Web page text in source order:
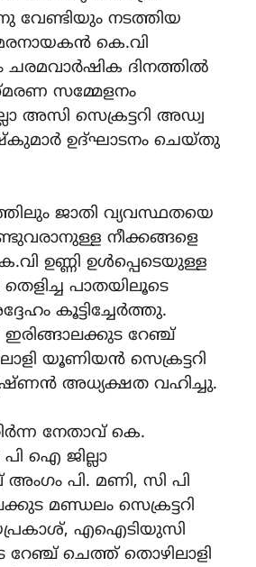
വേണ്ടിയും നടത്തിയ
കെ.വി
ചരമവാർഷിക ദിനത്തിൽ
സമ്മേളനം
അസി സെക്രട്ടറി അഡ്വ
ഉദ്ഘാടനം ചെയ്തു
ജാതി വ്യവസ്ഥതയെ
നീക്കങ്ങളെ
ഉണ്ണി ഉൾപ്പെടെയുള്ള
പാതയിലൂടെ
കൂട്ടിച്ചേർത്തു.
റേഞ്ച്
യൂണിയൻ സെക്രട്ടറി
അധ്യക്ഷത വഹിച്ചു.
നേതാവ് കെ.
പി ഐ ജില്ലാ
അംഗം പി. മണി, സി പി
മണ്ഡലം സെക്രട്ടറി
എഐടിയുസി
റേഞ്ച് ചെത്ത് തൊഴിലാളി